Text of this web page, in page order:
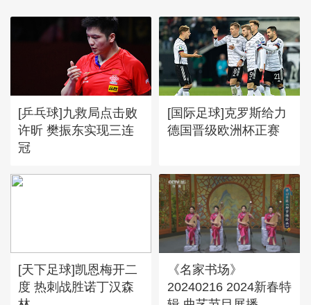
[乒乓球]九救局点击败
许昕 樊振东实现三连
冠
[国际足球]克罗斯给力
德国晋级欧洲杯正赛
[天下足球]凯恩梅开二
度 热刺战胜诺丁汉森
《名家书场》
20240216 2024新春特